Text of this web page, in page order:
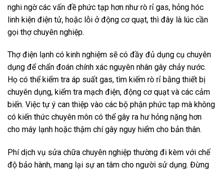
nghi ngờ các vấn đề phức tạp hơn như rò rỉ gas, hỏng hóc
linh kiện điện tử, hoặc lỗi ở động cơ quạt, thì đây là lúc cần
gọi thợ chuyên nghiệp.
Thợ điện lạnh có kinh nghiệm sẽ có đầy đủ dụng cụ chuyên
dụng để chẩn đoán chính xác nguyên nhân gây chảy nước.
Họ có thể kiểm tra áp suất gas, tìm kiếm rò rỉ bằng thiết bị
chuyên dụng, kiểm tra mạch điện, động cơ quạt và các cảm
biến. Việc tự ý can thiệp vào các bộ phận phức tạp mà không
có kiến thức chuyên môn có thể gây ra hư hỏng nặng hơn
cho máy lạnh hoặc thậm chí gây nguy hiểm cho bản thân.
Phí dịch vụ sửa chữa chuyên nghiệp thường đi kèm với chế
độ bảo hành, mang lại sự an tâm cho người sử dụng. Đừng